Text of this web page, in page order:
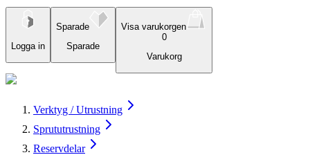
Logga in
Sparade
Sparade
Visa varukorgen
0
Varukorg
Verktyg / Utrustning
Sprututrustning
Reservdelar